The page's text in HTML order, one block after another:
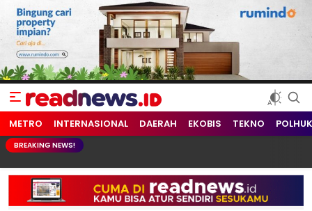
readnews.id
Berita Terkini, Update Terbaru Hari ini dari Indonesia dan Dunia
METRO INTERNASIONAL DAERAH EKOBIS TEKNO
BREAKING NEWS!